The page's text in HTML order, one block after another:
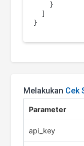
    }
Melakukan Cek
Parameter
api_key